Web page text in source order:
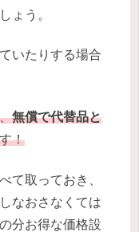
ょう。
いたりする場合
無償で代替品と
！
て取っておき、
なおさなくては
分お得な価格設